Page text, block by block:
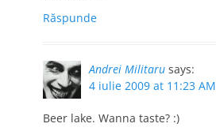
Răspunde
Andrei Militaru says:
4 iulie 2009 at 11:23 AM
Beer lake. Wanna taste? :)